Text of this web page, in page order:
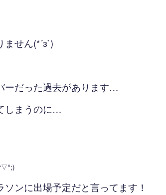
せん(*´з`)
ーだった過去があります…
しまうのに…
ンに出場予定だと言ってます！